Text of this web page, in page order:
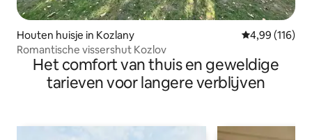
Houten huisje in Kozlany Gemiddelde
4,99 (116)
Romantische vissershut Kozlov
Het comfort van thuis en geweldige
tarieven voor langere verblijven